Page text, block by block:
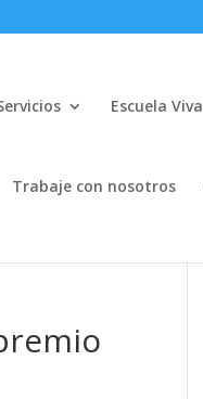
Escuela Viva
Trabaje con nosotros